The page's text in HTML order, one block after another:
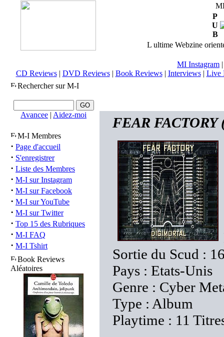
P
U
B
L ultime Webzine
MI Instagram
CD Reviews| DVD Reviews| Book Reviews| Interviews| Live
Rechercher sur M-I
Avancee | Aidez-moi
M-I Membres
· Page d'accueil
· S'enregistrer
· Liste des Membres
· M-I sur Instagram
· M-I sur Facebook
· M-I sur YouTube
· M-I sur Twitter
· Top 15 des Rubriques
· M-I FAQ
· M-I Tshirt
Book Reviews
Aléatoires
FEAR
Sortie du Scud :
Pays : Etats-Unis
Genre : Cyber
Type : Album
Playtime : 11